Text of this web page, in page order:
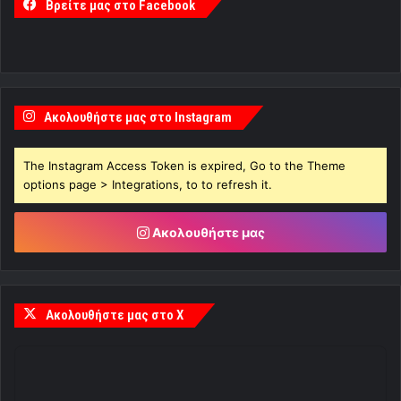
Βρείτε μας στο Facebook
Ακολουθήστε μας στο Instagram
The Instagram Access Token is expired, Go to the Theme
options page > Integrations, to to refresh it.
Ακολουθήστε μας
Ακολουθήστε μας στο X